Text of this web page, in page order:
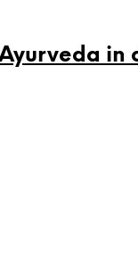
in